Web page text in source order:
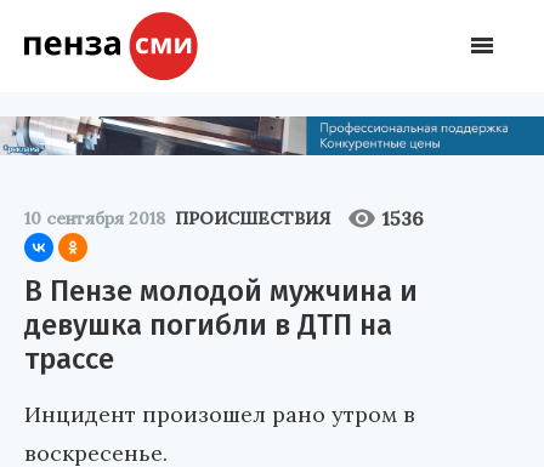
10 сентября 2018 ПРОИСШЕСТВИЯ 1536
В Пензе молодой мужчина и
девушка погибли в ДТП на
трассе
Инцидент произошел рано утром в
воскресенье.